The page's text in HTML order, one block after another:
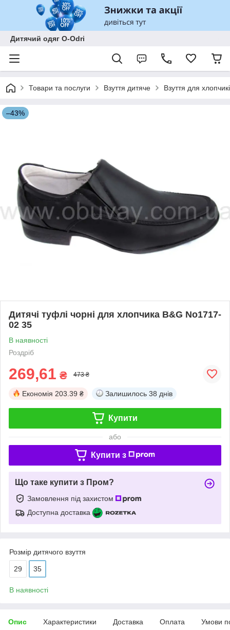
Дитячий одяг O-Odri
Товари та послуги Взуття дитяче Взуття для
–43%
Дитячі туфлі чорні для хлопчика B&G No1717-
02 35
В наявності
Роздріб
269,61 ₴ 473 ₴
Економія 203.39 ₴ Залишилось 38 днів
Купити
або
Купити з
Що таке купити з Пром?
Замовлення під захистом
Доступна доставка
Розмір дитячого взуття
29 35
В наявності
Опис Характеристики Доставка Оплата Умови